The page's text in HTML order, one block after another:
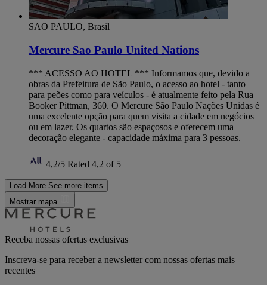
SAO PAULO, Brasil
Mercure Sao Paulo United Nations
*** ACESSO AO HOTEL *** Informamos que, devido a
obras da Prefeitura de São Paulo, o acesso ao hotel - tanto
para peões como para veículos - é atualmente feito pela Rua
Booker Pittman, 360. O Mercure São Paulo Nações Unidas é
uma excelente opção para quem visita a cidade em negócios
ou em lazer. Os quartos são espaçosos e oferecem uma
decoração elegante - capacidade máxima para 3 pessoas.
4,2/5 Rated 4,2 of 5
Load More See more items
Mostrar mapa
Receba nossas ofertas exclusivas
Inscreva-se para receber a newsletter com nossas ofertas mais
recentes